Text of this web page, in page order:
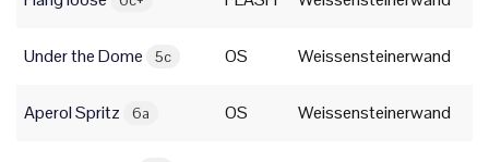
Under the Dome 5c OS Weissensteinerwand
Aperol Spritz 6a OS Weissensteinerwand